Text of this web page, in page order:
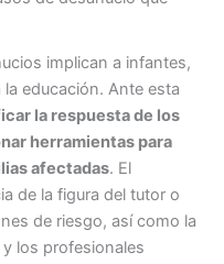
implican a infantes,
educación. Ante esta
la respuesta de los
herramientas para
afectadas. El
de la figura del tutor o
de riesgo, así como la
los profesionales